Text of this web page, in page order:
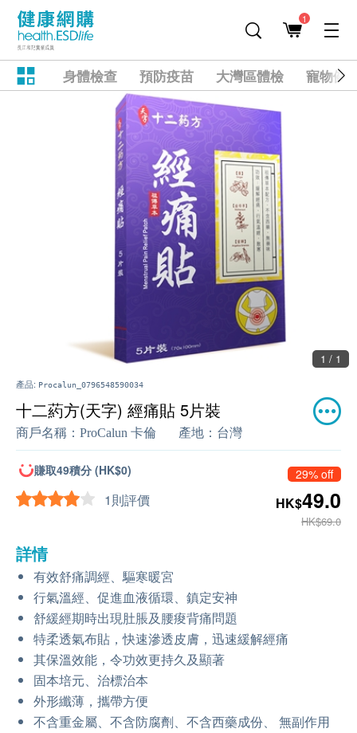
1
身體檢查 預防疫苗 大灣區體檢 寵物健
1 / 1
產品: Procalun_0796548590034
十二葯方(天字) 經痛貼 5片裝
商戶名稱： ProCalun 卡倫 產地： 台灣
賺取49積分 (HK$0)
1則評價
29% off
HK$49.0
HK$69.0
詳情
有效舒痛調經、驅寒暖宮
行氣溫經、促進血液循環、鎮定安神
舒緩經期時出現肚脹及腰痠背痛問題
特柔透氣布貼，快速滲透皮膚，迅速緩解經痛
其保溫效能，令功效更持久及顯著
固本培元、治標治本
外形纖薄，攜帶方便
不含重金屬、不含防腐劑、不含西藥成份、 無副作用